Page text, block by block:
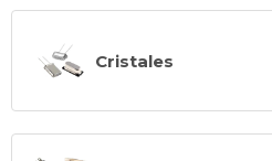
Cristales